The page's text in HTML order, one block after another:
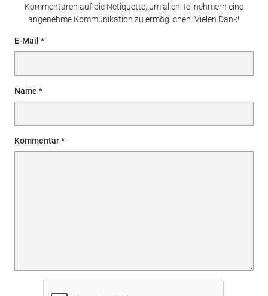
Kommentaren auf die Netiquette, um allen Teilnehmern eine
angenehme Kommunikation zu ermöglichen. Vielen Dank!
E-Mail
Name
Kommentar